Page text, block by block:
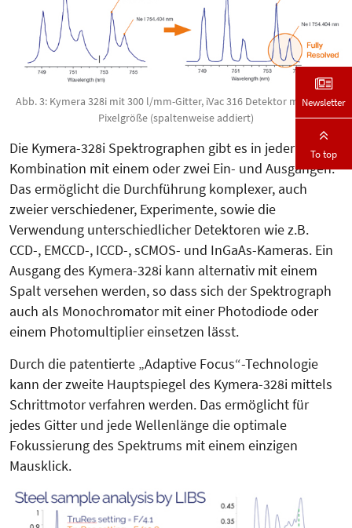
Abb. 3: Kymera 328i mit 300 l/mm-Gitter, iVac 316 Detektor mit 15 µm
Pixelgröße (spaltenweise addiert)
Die Kymera-328i Spektrographen gibt es in jeder
Kombination mit einem oder zwei Ein- und Ausgängen.
Das ermöglicht die Durchführung komplexer, auch
zweier verschiedener, Experimente, sowie die
Verwendung unterschiedlicher Detektoren wie z.B.
CCD-, EMCCD-, ICCD-, sCMOS- und InGaAs-Kameras. Ein
Ausgang des Kymera-328i kann alternativ mit einem
Spalt versehen werden, so dass sich der Spektrograph
auch als Monochromator mit einer Photodiode oder
einem Photomultiplier einsetzen lässt.
Durch die patentierte „Adaptive Focus“-Technologie
kann der zweite Hauptspiegel des Kymera-328i mittels
Schrittmotor verfahren werden. Das ermöglicht für
jedes Gitter und jede Wellenlänge die optimale
Fokussierung des Spektrums mit einem einzigen
Mausklick.
Newsletter
To top